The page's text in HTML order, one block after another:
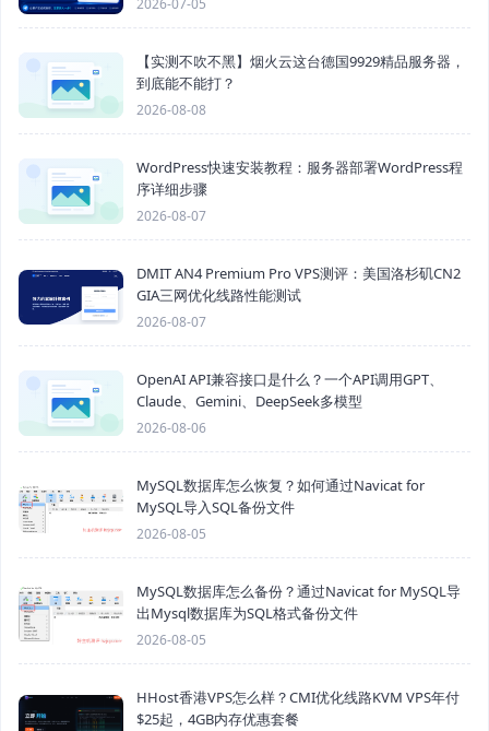
2026-07-05
【实测不吹不黑】烟火云这台德国9929精品服务器，
到底能不能打？
2026-08-08
WordPress快速安装教程：服务器部署WordPress程
序详细步骤
2026-08-07
DMIT AN4 Premium Pro VPS测评：美国洛杉矶CN2
GIA三网优化线路性能测试
2026-08-07
OpenAI API兼容接口是什么？一个API调用GPT、
Claude、Gemini、DeepSeek多模型
2026-08-06
MySQL数据库怎么恢复？如何通过Navicat for
MySQL导入SQL备份文件
2026-08-05
MySQL数据库怎么备份？通过Navicat for MySQL导
出Mysql数据库为SQL格式备份文件
2026-08-05
HHost香港VPS怎么样？CMI优化线路KVM VPS年付
$25起，4GB内存优惠套餐